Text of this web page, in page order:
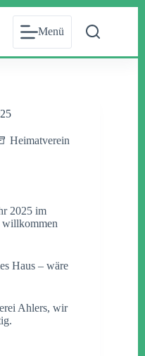
Menü
Heimatverein
2025 im
willkommen
Haus – wäre
Ahlers, wir